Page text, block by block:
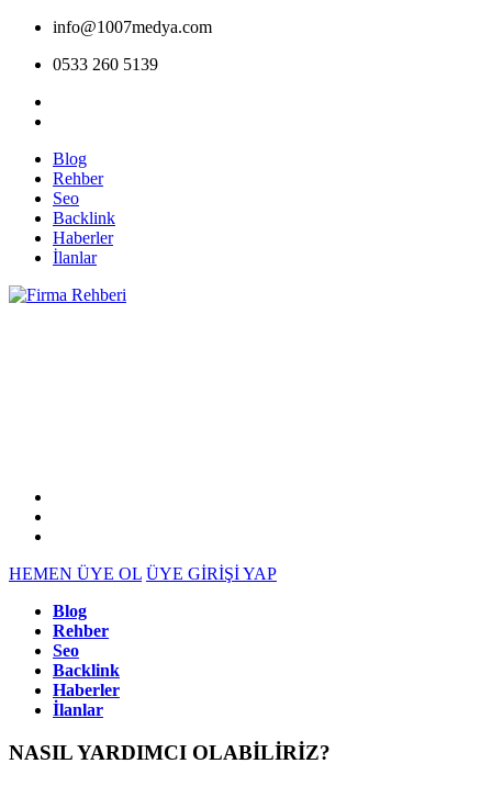
info@1007medya.com
0533 260 5139
Blog
Rehber
Seo
Backlink
Haberler
İlanlar
HEMEN ÜYE OL ÜYE GİRİŞİ YAP
Blog
Rehber
Seo
Backlink
Haberler
İlanlar
NASIL YARDIMCI OLABİLİRİZ?